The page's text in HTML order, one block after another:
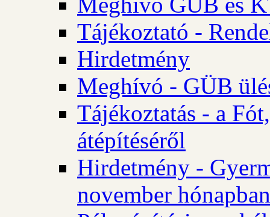
Tájékoztató -
Hirdetmény
Meghívó - GÜB
Tájékoztatás - a
átépítéséről
Hirdetmény -
november hónapban